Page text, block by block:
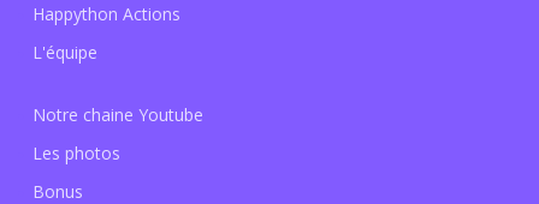
Happython Actions
L'équipe
Notre chaine Youtube
Les photos
Bonus